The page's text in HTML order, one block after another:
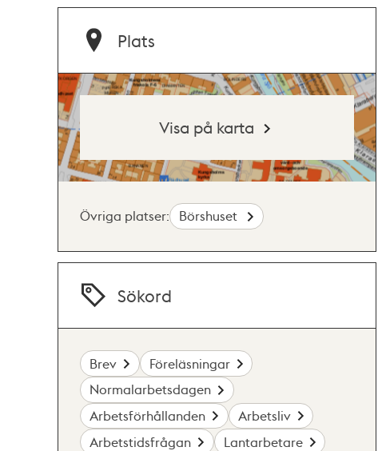
Plats
Visa på karta
Övriga platser: Börshuset
Sökord
Brev
Föreläsningar
Normalarbetsdagen
Arbetsförhållanden
Arbetsliv
Arbetstidsfrågan
Lantarbetare